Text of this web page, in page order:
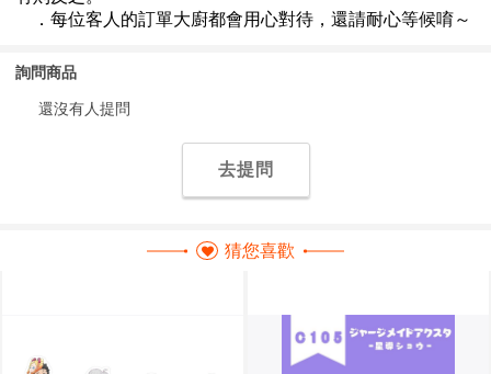
詢問商品
還沒有人提問
去提問
猜您喜歡